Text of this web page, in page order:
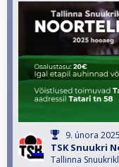
9. února 2025
TSK Snuukri
Tallinna